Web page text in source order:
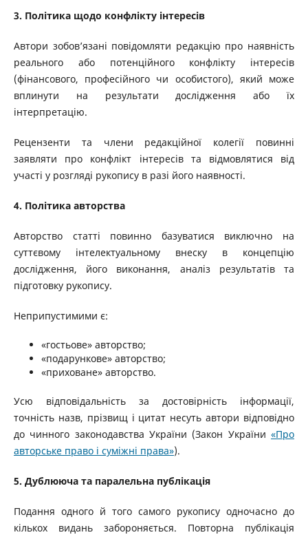
3. Політика щодо конфлікту інтересів
Автори зобов’язані повідомляти редакцію про наявність
реального або потенційного конфлікту інтересів
(фінансового, професійного чи особистого), який може
вплинути на результати дослідження або їх
інтерпретацію.
Рецензенти та члени редакційної колегії повинні
заявляти про конфлікт інтересів та відмовлятися від
участі у розгляді рукопису в разі його наявності.
4. Політика авторства
Авторство статті повинно базуватися виключно на
суттєвому інтелектуальному внеску в концепцію
дослідження, його виконання, аналіз результатів та
підготовку рукопису.
Неприпустимими є:
«гостьове» авторство;
«подарункове» авторство;
«приховане» авторство.
Усю відповідальність за достовірність інформації,
точність назв, прізвищ і цитат несуть автори відповідно
до чинного законодавства України (Закон України«Про
авторське право і суміжні права»).
5. Дублююча та паралельна публікація
Подання одного й того самого рукопису одночасно до
кількох видань забороняється. Повторна публікація